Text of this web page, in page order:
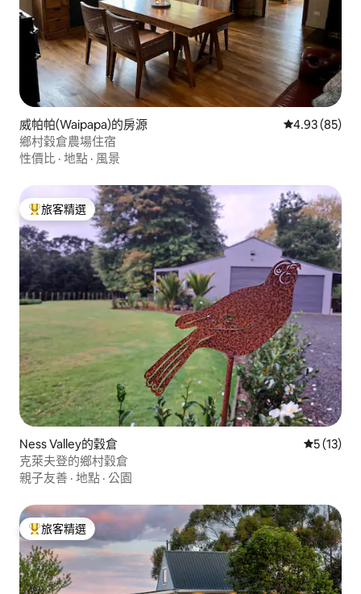
威帕帕(Waipapa)的房源 從 85 則評價
4.93 (85)
鄉村穀倉農場住宿
性價比 · 地點 · 風景
旅客精選榜首
旅客精選
Ness Valley的穀倉 從 13 則
5 (13)
克萊夫登的鄉村穀倉
親子友善 · 地點 · 公園
旅客精選榜首
旅客精選